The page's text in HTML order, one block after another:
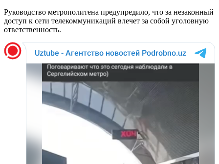
Руководство метрополитена предупредило, что за незаконный
доступ к сети телекоммуникаций влечет за собой уголовную
ответственность.